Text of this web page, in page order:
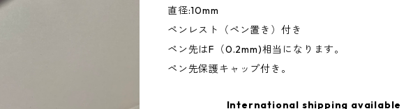
直径:10mm
ペンレスト（ペン置き）付き
ペン先はF（0.2mm)相当になります。
ペン先保護キャップ付き。
International shipping available